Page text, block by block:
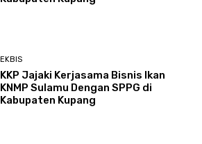
EKBIS
KKP Jajaki Kerjasama Bisnis Ikan
KNMP Sulamu Dengan SPPG di
Kabupaten Kupang